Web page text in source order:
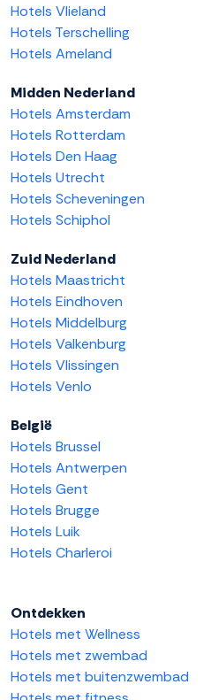
Hotels Vlieland
Hotels Terschelling
Hotels Ameland
Midden Nederland
Hotels Amsterdam
Hotels Rotterdam
Hotels Den Haag
Hotels Utrecht
Hotels Scheveningen
Hotels Schiphol
Zuid Nederland
Hotels Maastricht
Hotels Eindhoven
Hotels Middelburg
Hotels Valkenburg
Hotels Vlissingen
Hotels Venlo
België
Hotels Brussel
Hotels Antwerpen
Hotels Gent
Hotels Brugge
Hotels Luik
Hotels Charleroi
Ontdekken
Hotels met Wellness
Hotels met zwembad
Hotels met buitenzwembad